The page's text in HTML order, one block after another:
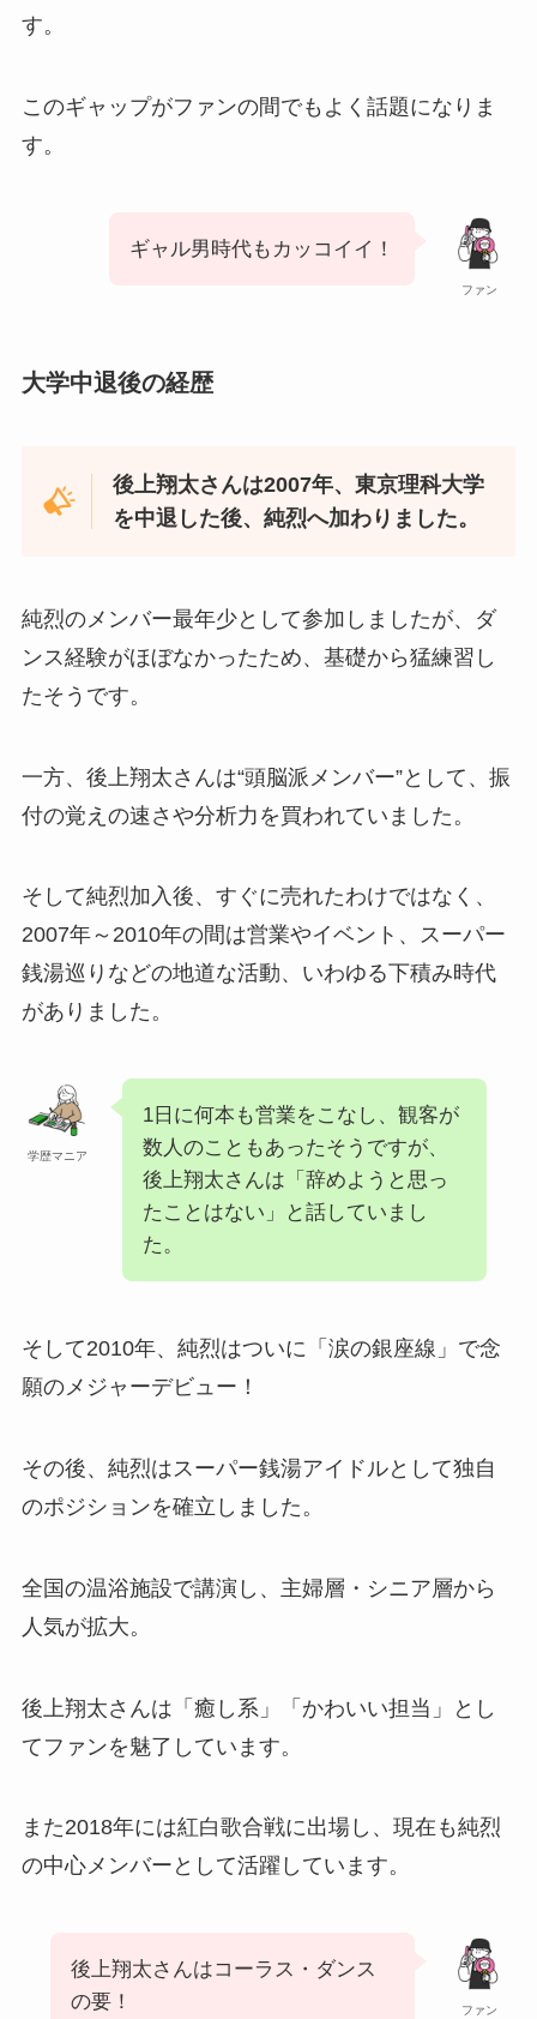
す。
このギャップがファンの間でもよく話題になりま
す。
ファン
ギャル男時代もカッコイイ！
大学中退後の経歴
後上翔太さんは2007年、東京理科大学
を中退した後、純烈へ加わりました。
純烈のメンバー最年少として参加しましたが、ダ
ンス経験がほぼなかったため、基礎から猛練習し
たそうです。
一方、後上翔太さんは“頭脳派メンバー”として、振
付の覚えの速さや分析力を買われていました。
そして純烈加入後、すぐに売れたわけではなく、
2007年～2010年の間は営業やイベント、スーパー
銭湯巡りなどの地道な活動、いわゆる下積み時代
がありました。
学歴マニア
1日に何本も営業をこなし、観客が
数人のこともあったそうですが、
後上翔太さんは「辞めようと思っ
たことはない」と話していまし
た。
そして2010年、純烈はついに「涙の銀座線」で念
願のメジャーデビュー！
その後、純烈はスーパー銭湯アイドルとして独自
のポジションを確立しました。
全国の温浴施設で講演し、主婦層・シニア層から
人気が拡大。
後上翔太さんは「癒し系」「かわいい担当」とし
てファンを魅了しています。
また2018年には紅白歌合戦に出場し、現在も純烈
の中心メンバーとして活躍しています。
ファン
後上翔太さんはコーラス・ダンス
の要！